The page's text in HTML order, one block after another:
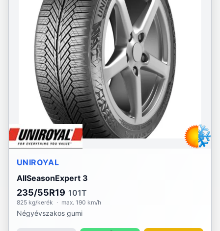
UNIROYAL
AllSeasonExpert 3
235/55R19 101T
825 kg/kerék · max. 190 km/h
Négyévszakos gumi